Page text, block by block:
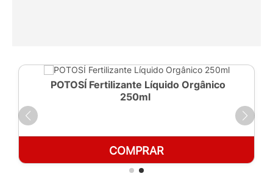
POTOSÍ Fertilizante Líquido Orgânico
250ml
COMPRAR